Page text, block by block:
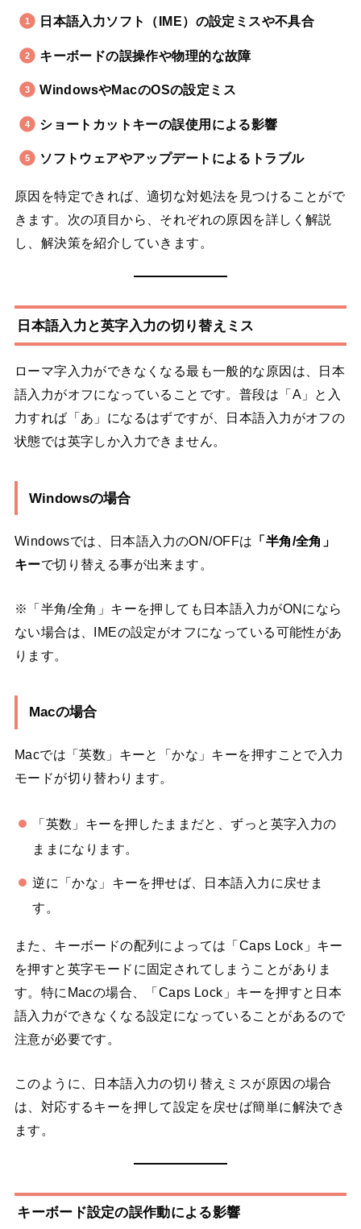
日本語入力ソフト（IME）の設定ミスや不具合
キーボードの誤操作や物理的な故障
WindowsやMacのOSの設定ミス
ショートカットキーの誤使用による影響
ソフトウェアやアップデートによるトラブル
原因を特定できれば、適切な対処法を見つけることがで
きます。次の項目から、それぞれの原因を詳しく解説
し、解決策を紹介していきます。
日本語入力と英字入力の切り替えミス
ローマ字入力ができなくなる最も一般的な原因は、日本
語入力がオフになっていることです。普段は「A」と入
力すれば「あ」になるはずですが、日本語入力がオフの
状態では英字しか入力できません。
Windowsの場合
Windowsでは、日本語入力のON/OFFは 「半角/全角」
キーで切り替える事が出来ます。
※「半角/全角」キーを押しても日本語入力がONになら
ない場合は、IMEの設定がオフになっている可能性があ
ります。
Macの場合
Macでは「英数」キーと「かな」キーを押すことで入力
モードが切り替わります。
「英数」キーを押したままだと、ずっと英字入力の
ままになります。
逆に「かな」キーを押せば、日本語入力に戻せま
す。
また、キーボードの配列によっては「Caps Lock」キー
を押すと英字モードに固定されてしまうことがありま
す。特にMacの場合、「Caps Lock」キーを押すと日本
語入力ができなくなる設定になっていることがあるので
注意が必要です。
このように、日本語入力の切り替えミスが原因の場合
は、対応するキーを押して設定を戻せば簡単に解決でき
ます。
キーボード設定の誤作動による影響